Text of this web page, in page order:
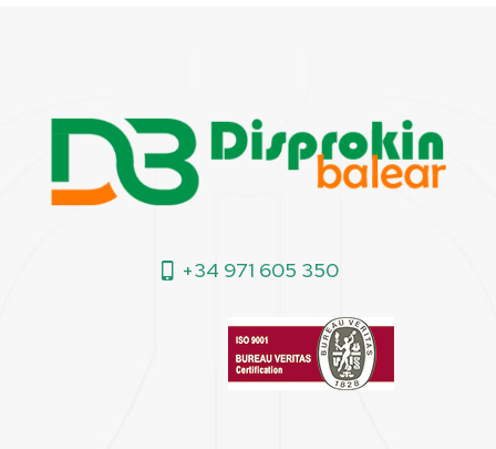
+34 971 605 350